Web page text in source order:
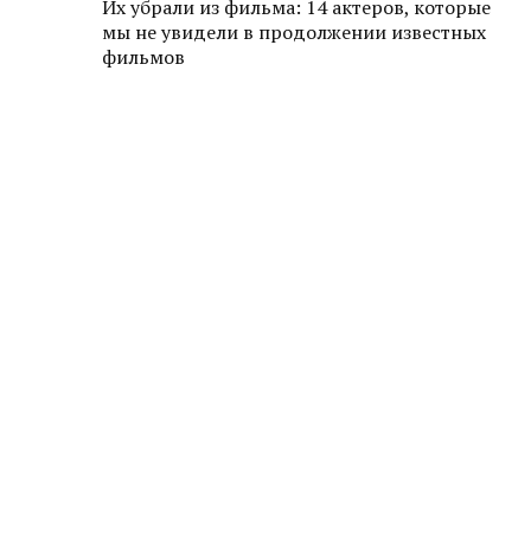
Их убрали из фильма: 14 актеров, которые
мы не увидели в продолжении известных
фильмов